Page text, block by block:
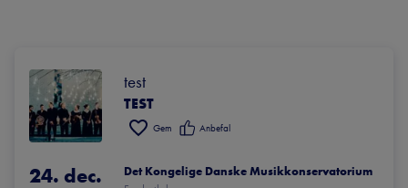
test
TEST
Gem Anbefal
24. dec.
Det Kongelige Danske Musikkonservatorium